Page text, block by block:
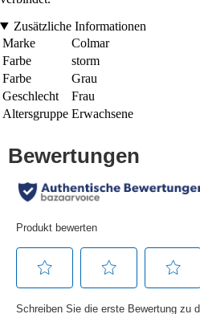
Zusätzliche Informationen
Marke
Colmar
Farbe
storm
Farbe
Grau
Geschlecht
Frau
Altersgruppe Erwachsene